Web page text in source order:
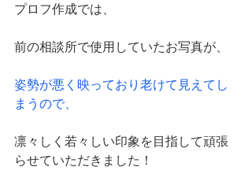
プロフ作成では、
前の相談所で使用していたお写真が、
姿勢が悪く映っており老けて見えてし
まうので、
凛々しく若々しい印象を目指して頑張
らせていただきました！